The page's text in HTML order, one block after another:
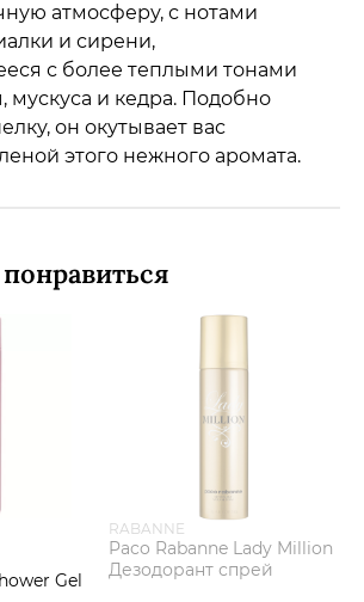
атмосферу, с нотами
и сирени,
с более теплыми тонами
мускуса и кедра. Подобно
он окутывает вас
этого нежного аромата.
Gel
RABANNE
Paco Rabanne Lady Million
Дезодорант спрей